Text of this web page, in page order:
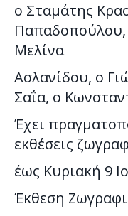
ο Σταμάτης
Παπαδοπούλου,
Μελίνα
Ασλανίδου, ο
Σαΐα, ο
Έχει
εκθέσεις
έως Κυριακή 9
Έκθεση